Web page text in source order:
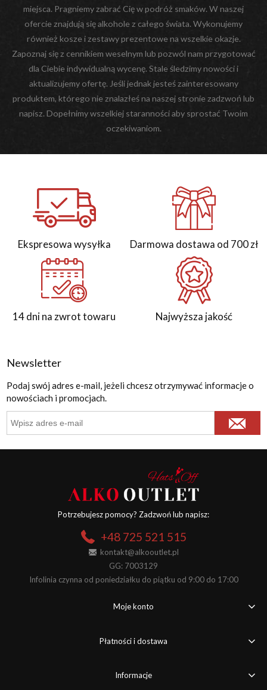
miejsca. Pragniemy zabrać Cię w podróż smaków. W naszej
ofercie znajdują się alkohole z całego świata. Wykonujemy
również kosze i zestawy prezentowe na wszelkie okazje.
Zapoznaj się z cennikiem weselnym lub pozwól nam przygotować
dla Ciebie indywidualną wycenę. Stale śledzimy nowości i
aktualizujemy ofertę. Jeśli jednak jesteś zainteresowany
produktem, którego nie znalazłeś na naszej stronie zadzwoń lub
napisz. Dopełnimy wszelkiej staranności aby sprostać Twoim
oczekiwaniom.
Ekspresowa wysyłka Darmowa dostawa od 700 zł
14 dni na zwrot towaru Najwyższa jakość
Newsletter
Podaj swój adres e-mail, jeżeli chcesz otrzymywać informacje o
nowościach i promocjach.
Potrzebujesz pomocy? Zadzwoń lub napisz:
+48 725 521 515
kontakt@alkooutlet.pl
GG: 7003129
Infolinia czynna od poniedziałku do piątku od 9:00 do 17:00
Moje konto
Płatności i dostawa
Informacje